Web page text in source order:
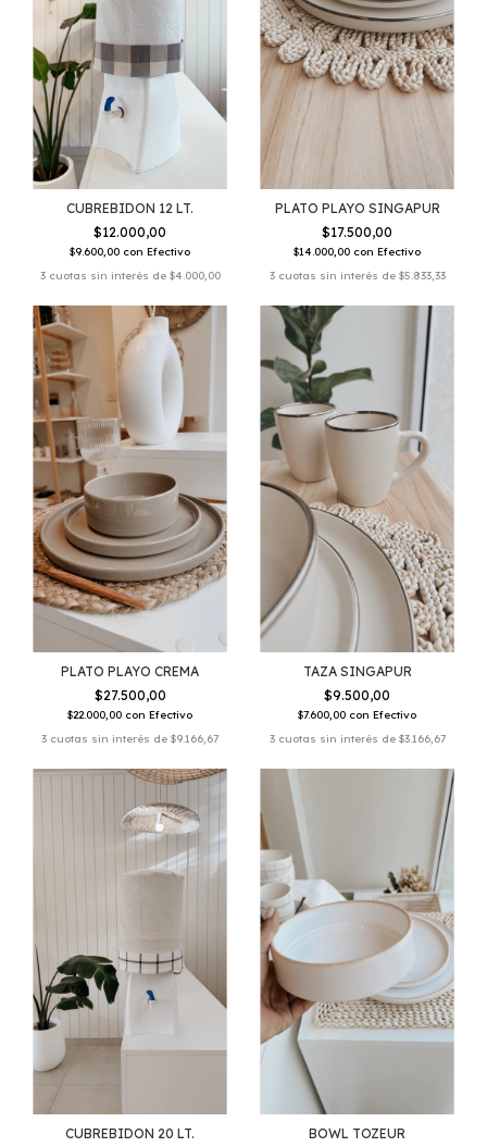
CUBREBIDON 12 LT.
$12.000,00
$9.600,00 con Efectivo
3 cuotas sin interés de $4.000,00
PLATO PLAYO SINGAPUR
$17.500,00
$14.000,00 con Efectivo
3 cuotas sin interés de $5.833,33
PLATO PLAYO CREMA
$27.500,00
$22.000,00 con Efectivo
3 cuotas sin interés de $9.166,67
TAZA SINGAPUR
$9.500,00
$7.600,00 con Efectivo
3 cuotas sin interés de $3.166,67
CUBREBIDON 20 LT.
BOWL TOZEUR